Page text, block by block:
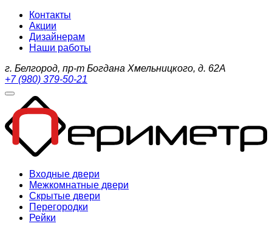
Контакты
Акции
Дизайнерам
Наши работы
г. Белгород, пр-т Богдана Хмельницкого, д. 62А
+7 (980) 379-50-21
Входные двери
Межкомнатные двери
Скрытые двери
Перегородки
Рейки